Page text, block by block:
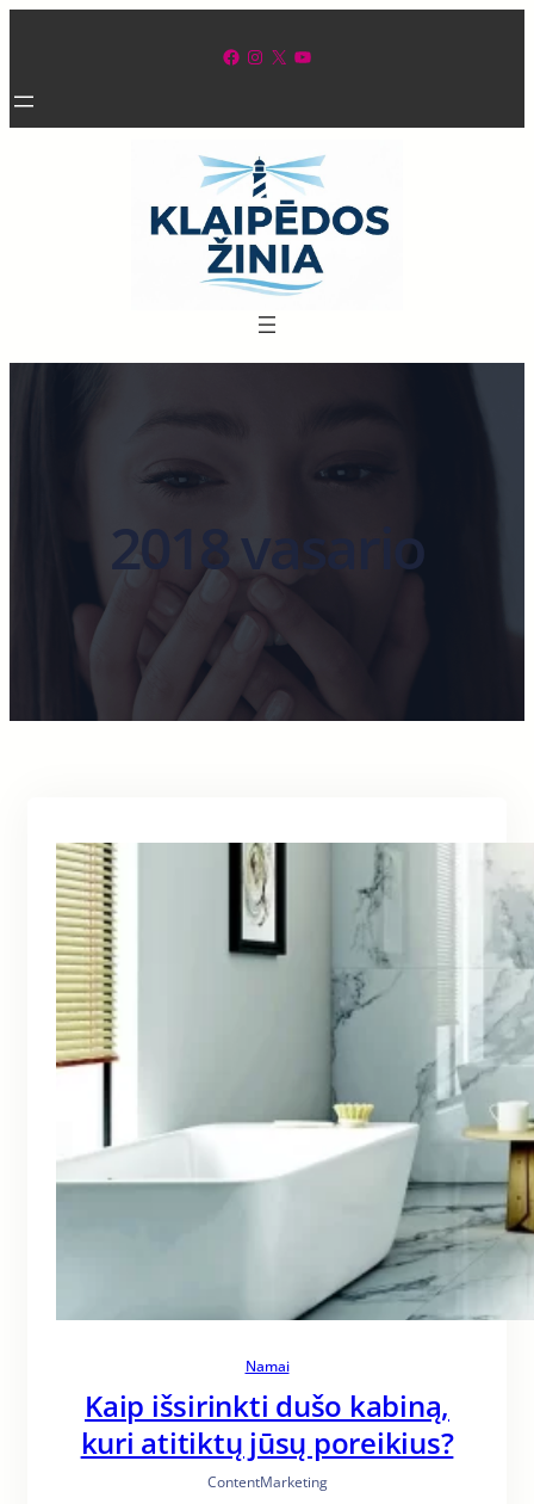
Facebook Instagram X YouTube
2018 vasario
Namai
Kaip išsirinkti dušo kabiną,
kuri atitiktų jūsų poreikius?
ContentMarketing